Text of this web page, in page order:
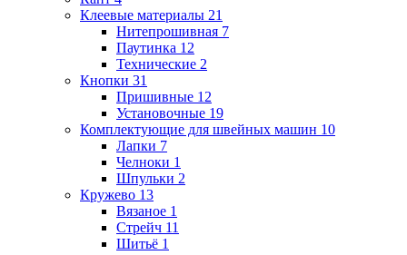
Клеевые материалы 21
Нитепрошивная 7
Паутинка 12
Технические 2
Кнопки 31
Пришивные 12
Установочные 19
Комплектующие для швейных машин 10
Лапки 7
Челноки 1
Шпульки 2
Кружево 13
Вязаное 1
Стрейч 11
Шитьё 1